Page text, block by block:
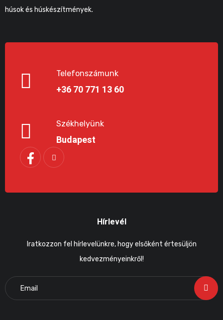
húsok és húskészítmények.
Telefonszámunk
+36 70 771 13 60
Székhelyünk
Budapest
Hírlevél
Iratkozzon fel hírlevelünkre, hogy elsőként értesüljön
kedvezményeinkről!